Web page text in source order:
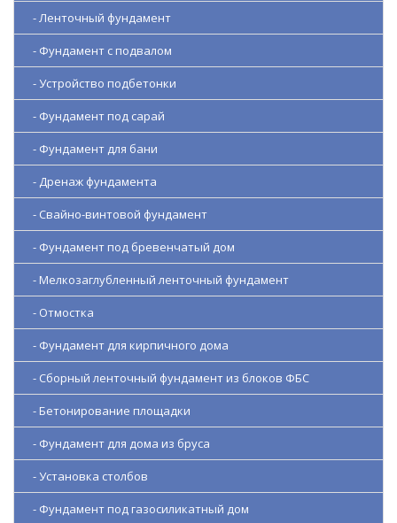
- Ленточный фундамент
- Фундамент с подвалом
- Устройство подбетонки
- Фундамент под сарай
- Фундамент для бани
- Дренаж фундамента
- Свайно-винтовой фундамент
- Фундамент под бревенчатый дом
- Мелкозаглубленный ленточный фундамент
- Отмостка
- Фундамент для кирпичного дома
- Сборный ленточный фундамент из блоков ФБС
- Бетонирование площадки
- Фундамент для дома из бруса
- Установка столбов
- Фундамент под газосиликатный дом